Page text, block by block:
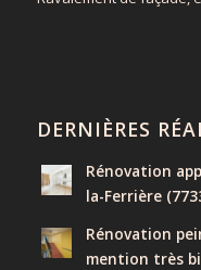
DERNIÈRES
Rénovation
la-Ferrière
Rénovation
mention très